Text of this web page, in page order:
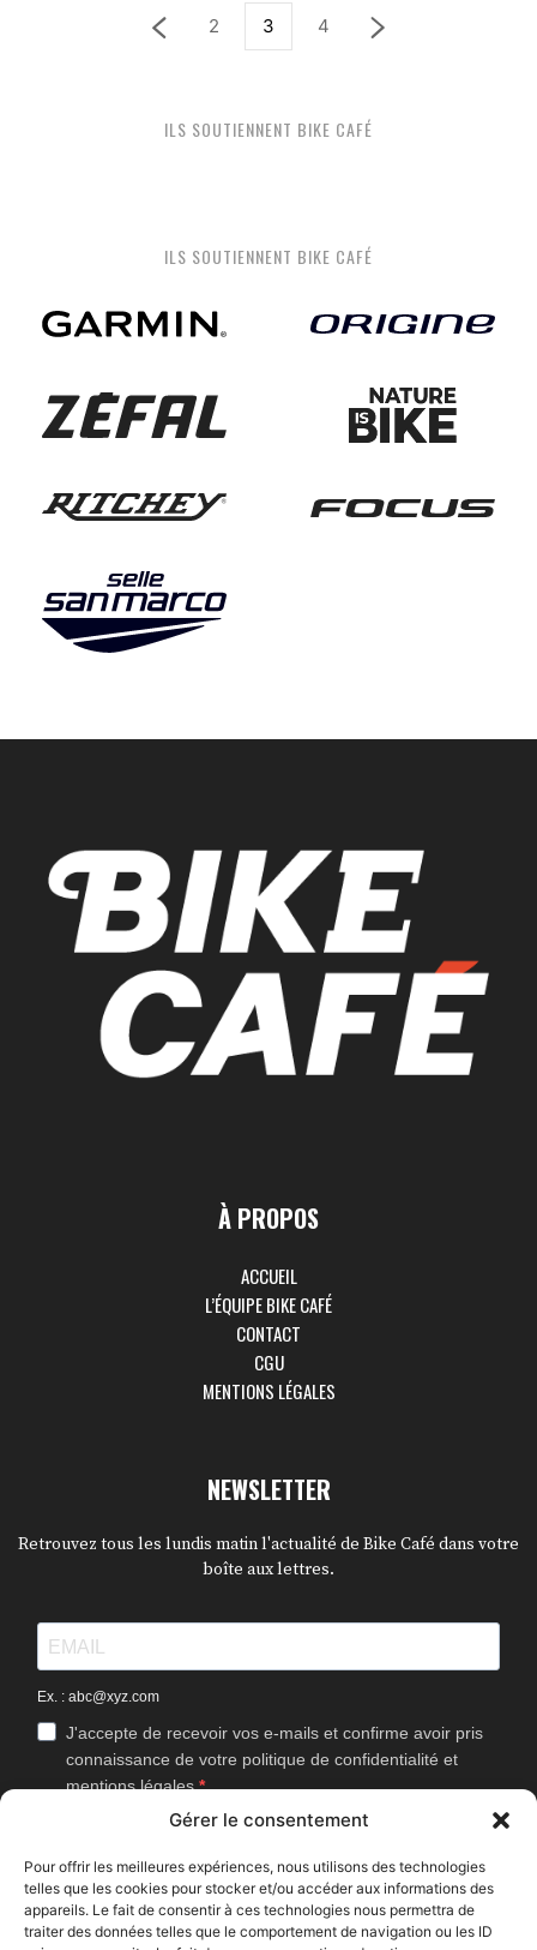
Gérer le consentement
Pour offrir les meilleures expériences, nous utilisons des technologies
telles que les cookies pour stocker et/ou accéder aux informations des
appareils. Le fait de consentir à ces technologies nous permettra de
traiter des données telles que le comportement de navigation ou les ID
2 3 4
À PROPOS
ACCUEIL
L’ÉQUIPE BIKE CAFÉ
CONTACT
CGU
MENTIONS LÉGALES
NEWSLETTER
Retrouvez tous les lundis matin l'actualité de Bike Café dans votre
boîte aux lettres.
Ex. : abc@xyz.com
J'accepte de recevoir vos e-mails et confirme avoir pris
connaissance de votre politique de confidentialité et
mentions légales.
Vous pouvez vous désinscrire à tout moment en cliquant sur le lien
J'accepte que Bike Café mesure l'ouverture des
newsletters afin d'améliorer les contenus proposés.